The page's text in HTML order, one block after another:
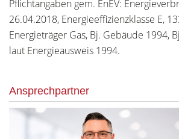
Pflichtangaben gem. EnEV:
26.04.2018, Energieeffizienzklasse E,
Energieträger Gas, Bj. Gebäude 1994,
laut Energieausweis 1994.
Ansprechpartner